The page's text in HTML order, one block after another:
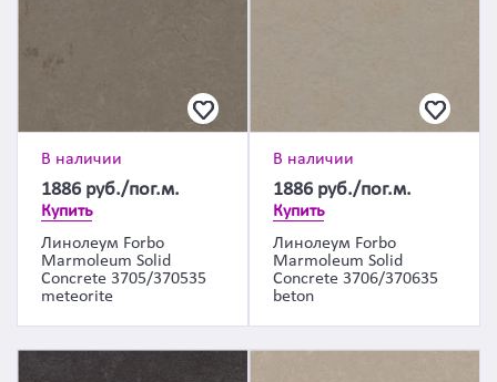
В наличии
1886 руб./пог.м.
Купить
Линолеум Forbo
Marmoleum Solid
Concrete 3705/370535
meteorite
В наличии
1886 руб./пог.м.
Купить
Линолеум Forbo
Marmoleum Solid
Concrete 3706/370635
beton